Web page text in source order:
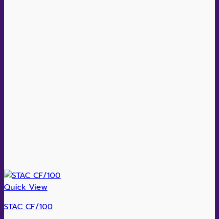
Quick View
STAC CF/100